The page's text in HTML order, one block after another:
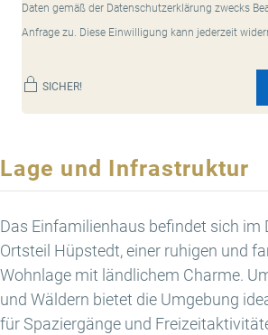
Daten gemäß der Datenschutzerklärung zwecks
Anfrage zu. Diese Einwilligung kann jederzeit
SICHER!
Lage und Infrastruktur
Das Einfamilienhaus befindet sich im
Ortsteil Hüpstedt, einer ruhigen und
Wohnlage mit ländlichem Charme.
und Wäldern bietet die Umgebung
für Spaziergänge und